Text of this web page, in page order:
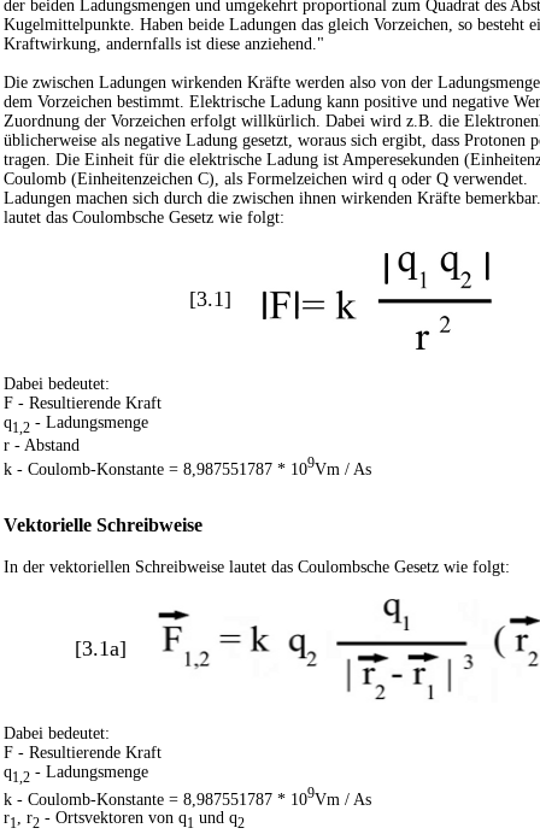
der beiden Ladungsmengen und umgekehrt proportional zum Quadrat des
Kugelmittelpunkte. Haben beide Ladungen das gleich Vorzeichen, so besteht
Kraftwirkung, andernfalls ist diese anziehend."
Die zwischen Ladungen wirkenden Kräfte werden also von der
dem Vorzeichen bestimmt. Elektrische Ladung kann positive und negative
Zuordnung der Vorzeichen erfolgt willkürlich. Dabei wird z.B. die
üblicherweise als negative Ladung gesetzt, woraus sich ergibt, dass Protonen
tragen. Die Einheit für die elektrische Ladung ist Amperesekunden
Coulomb (Einheitenzeichen C), als Formelzeichen wird q oder Q verwendet.
Ladungen machen sich durch die zwischen ihnen wirkenden Kräfte
lautet das Coulombsche Gesetz wie folgt:
[3.1]
Dabei bedeutet:
F - Resultierende Kraft
q1,2 - Ladungsmenge
r - Abstand
k - Coulomb-Konstante = 8,987551787 * 109Vm / As
Vektorielle Schreibweise
In der vektoriellen Schreibweise lautet das Coulombsche Gesetz wie folgt:
[3.1a]
Dabei bedeutet:
F - Resultierende Kraft
q1,2 - Ladungsmenge
k - Coulomb-Konstante = 8,987551787 * 109Vm / As
r1, r2 - Ortsvektoren von q1 und q2